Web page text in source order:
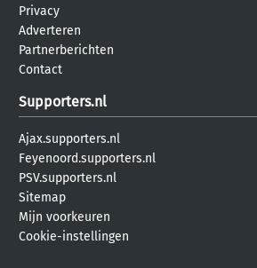
Privacy
Adverteren
Partnerberichten
Contact
Supporters.nl
Ajax.supporters.nl
Feyenoord.supporters.nl
PSV.supporters.nl
Sitemap
Mijn voorkeuren
Cookie-instellingen